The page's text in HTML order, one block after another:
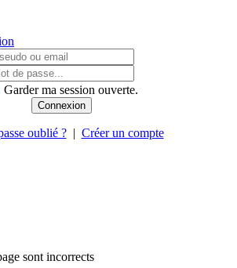
Garder ma session ouverte.
oublié ?| Créer un compte
sont incorrects